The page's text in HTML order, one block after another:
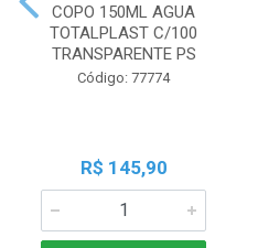
COPO 150ML AGUA
TOTALPLAST C/100
TRANSPARENTE PS
Código: 77774
R$ 145,90